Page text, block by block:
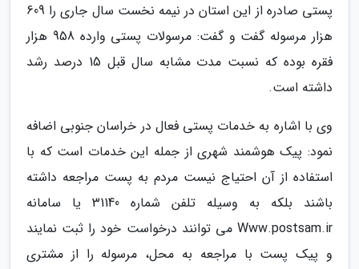
پستی صادره از این استان در نیمه نخست سال جاری را 609
هزار مرسوله گفت و گفت: مرسولات پستی وارده 958 هزار
فقره بوده که نسبت مدت مشابه سال قبل 15 درصد رشد
داشته است.
وی با اشاره به خدمات پستی فعال در خراسان جنوبی اضافه
نمود: پیک هوشمند شهری از جمله این خدمات است که با
استفاده از آن احتیاج نیست مردم به پست مراجعه داشته
باشند بلکه به وسیله تلفن شماره 31140 یا سامانه
Www.postsam.ir می توانند درخواست خود را ثبت نمایند
و پیک پست با مراجعه به محل، مرسوله را از مشتری